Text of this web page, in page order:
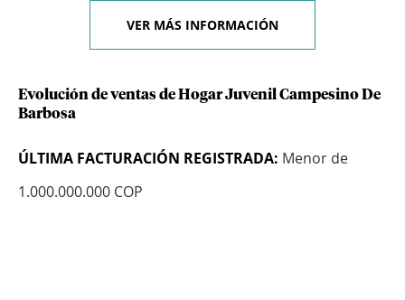
VER MÁS INFORMACIÓN
Evolución de ventas de Hogar Juvenil Campesino De
Barbosa
ÚLTIMA FACTURACIÓN REGISTRADA: Menor de
1.000.000.000 COP